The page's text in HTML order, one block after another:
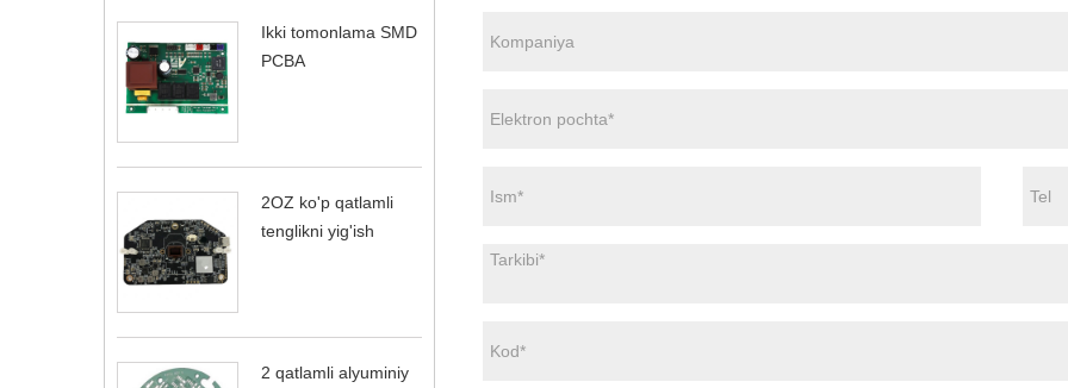
Ikki tomonlama SMD
PCBA
2OZ ko'p qatlamli
tenglikni yig'ish
2 qatlamli alyuminiy